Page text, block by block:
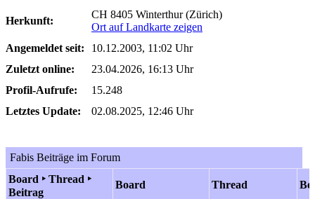
Herkunft:
CH 8405 Winterthur (Zürich)
Ort auf Landkarte zeigen
Angemeldet seit:
10.12.2003, 11:02 Uhr
Zuletzt online:
23.04.2026, 16:13 Uhr
Profil-Aufrufe:
15.248
Letztes Update:
02.08.2025, 12:46 Uhr
Fabis Beiträge im Forum
Board ‣ Thread ‣
Beitrag
Board Thread